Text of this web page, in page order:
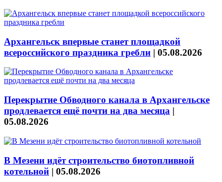
Архангельск впервые станет площадкой
всероссийского праздника гребли | 05.08.2026
Перекрытие Обводного канала в Архангельске
продлевается ещё почти на два месяца |
05.08.2026
В Мезени идёт строительство биотопливной
котельной | 05.08.2026